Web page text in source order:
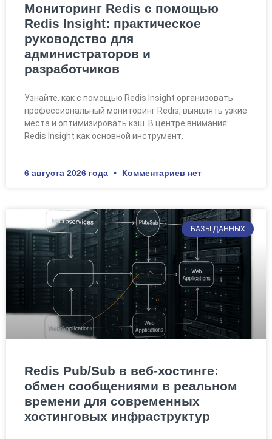
Мониторинг Redis с помощью
Redis Insight: практическое
руководство для
администраторов и
разработчиков
Узнайте, как с помощью Redis Insight организовать
профессиональный мониторинг Redis, выявлять узкие
места и оптимизировать кэш. В центре внимания:
Redis Insight как основной инструмент.
6 августа 2026 года Комментариев нет
БАЗЫ ДАННЫХ
Redis Pub/Sub в веб-хостинге:
обмен сообщениями в реальном
времени для современных
хостинговых инфраструктур